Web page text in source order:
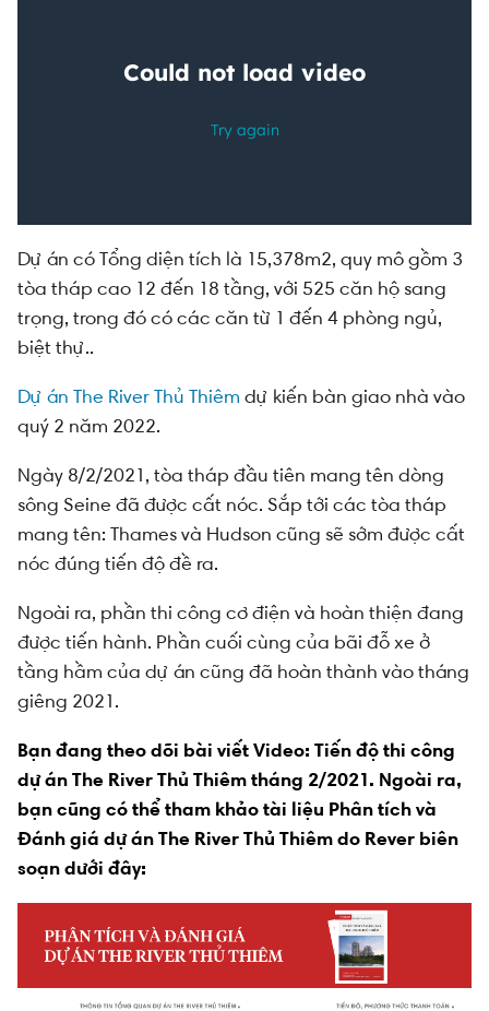
Dự án có Tổng diện tích là 15,378m2, quy mô gồm 3
tòa tháp cao 12 đến 18 tầng, với 525 căn hộ sang
trọng, trong đó có các căn từ 1 đến 4 phòng ngủ,
biệt thự..
Dự án The River Thủ Thiêm dự kiến bàn giao nhà vào
quý 2 năm 2022.
Ngày 8/2/2021, tòa tháp đầu tiên mang tên dòng
sông Seine đã được cất nóc. Sắp tới các tòa tháp
mang tên: Thames và Hudson cũng sẽ sớm được cất
nóc đúng tiến độ đề ra.
Ngoài ra, phần thi công cơ điện và hoàn thiện đang
được tiến hành. Phần cuối cùng của bãi đỗ xe ở
tầng hầm của dự án cũng đã hoàn thành vào tháng
giêng 2021.
Bạn đang theo dõi bài viết Video: Tiến độ thi công
dự án The River Thủ Thiêm tháng 2/2021. Ngoài ra,
bạn cũng có thể tham khảo tài liệu Phân tích và
Đánh giá dự án The River Thủ Thiêm do Rever biên
soạn dưới đây: